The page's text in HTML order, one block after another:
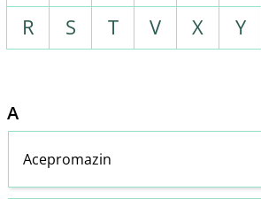
R
S T V X Y
A
Acepromazin